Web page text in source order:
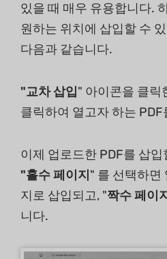
있을 때 매우 유용합니다.
원하는 위치에 삽입할 수
다음과 같습니다.
"교차 삽입 " 아이콘을 클릭
클릭하여 열고자 하는
이제 업로드한 PDF를 삽
"홀수 페이지 " 를 선택하면
지로 삽입되고, "짝수 페이지
니다.